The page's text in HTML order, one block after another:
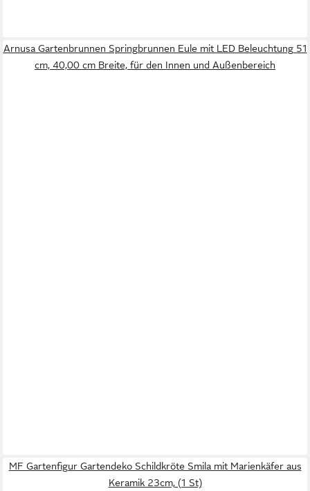
Arnusa Gartenbrunnen Springbrunnen Eule mit LED Beleuchtung 51
cm, 40,00 cm Breite, für den Innen und Außenbereich
MF Gartenfigur Gartendeko Schildkröte Smila mit Marienkäfer aus
Keramik 23cm, (1 St)